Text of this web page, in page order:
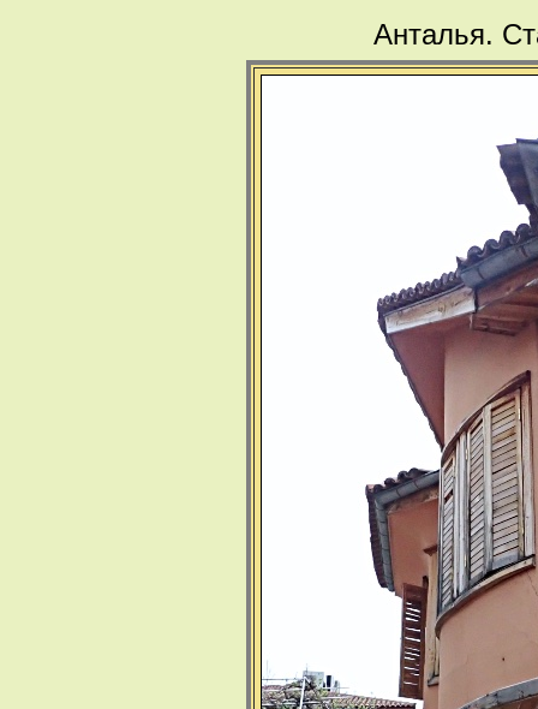
Анталья.